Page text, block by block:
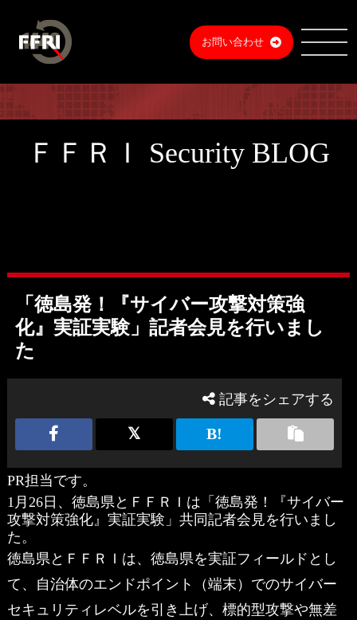
お問い合わせ
ＦＦＲＩ Security BLOG
「徳島発！『サイバー攻撃対策強
化』実証実験」記者会見を行いまし
た
記事をシェアする
PR担当です。
1月26日、徳島県とＦＦＲＩは「徳島発！『サイバー
攻撃対策強化』実証実験」共同記者会見を行いまし
た。
徳島県とＦＦＲＩは、徳島県を実証フィールドとし
て、自治体のエンドポイント（端末）でのサイバー
セキュリティレベルを引き上げ、標的型攻撃や無差